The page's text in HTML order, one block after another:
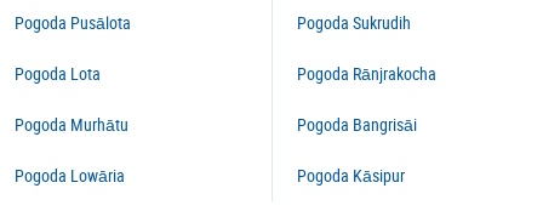
Pogoda Pusālota
Pogoda Lota
Pogoda Murhātu
Pogoda Lowāria
Pogoda Sukrudih
Pogoda Rānjrakocha
Pogoda Bangrisāi
Pogoda Kāsipur